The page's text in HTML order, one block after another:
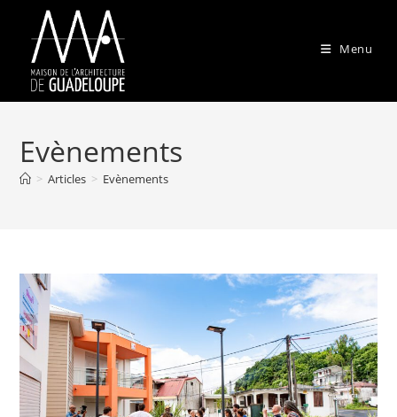
content
Menu
Evènements
> Articles > Evènements